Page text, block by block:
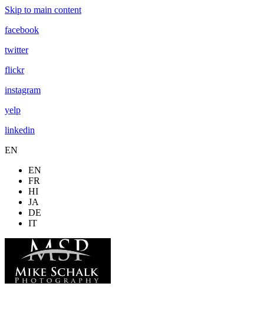
Skip to main content
facebook
twitter
flickr
instagram
yelp
linkedin
EN
EN
FR
HI
JA
DE
IT